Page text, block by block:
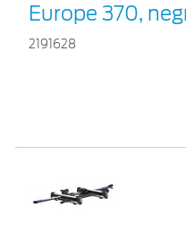
Europe 370,
2191628